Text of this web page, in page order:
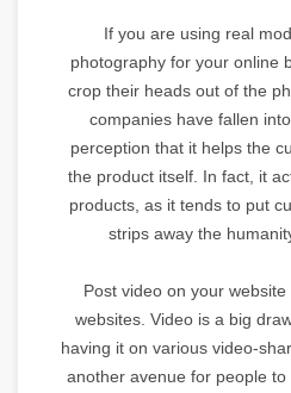
If you are using real
photography for your online
crop their heads out of the
companies have fallen
perception that it helps the
the product itself. In fact, it
products, as it tends to put
strips away the
Post video on your
websites. Video is a big
having it on various video-
another avenue for people to